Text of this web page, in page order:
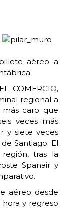
aéreo a
COMERCIO,
regional a
caro que
veces más
y siete veces
Santiago. El
tras la
Spanair y
aéreo desde
hora y regreso